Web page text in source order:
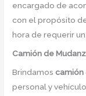
encargado de
con el propósito
hora de requerir
Camión de
Brindamos camión
personal y